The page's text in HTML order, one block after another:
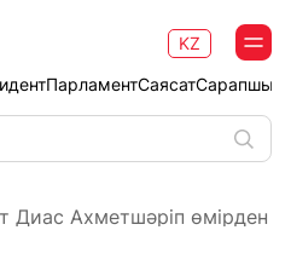
ПарламентСаясат
KZ
Диас Ахметшәріп өмірден